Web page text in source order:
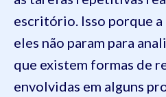
escritório. Isso porque
eles não param para
que existem formas de
envolvidas em alguns